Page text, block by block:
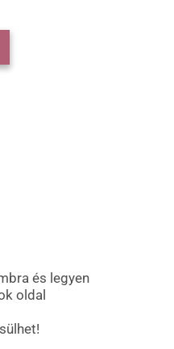
és legyen
oldal